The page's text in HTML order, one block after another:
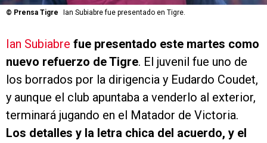
© Prensa Tigre Ian Subiabre fue presentado en Tigre.
Ian Subiabre fue presentado este martes como
nuevo refuerzo de Tigre. El juvenil fue uno de
los borrados por la dirigencia y Eudardo Coudet,
y aunque el club apuntaba a venderlo al exterior,
terminará jugando en el Matador de Victoria.
Los detalles y la letra chica del acuerdo, y el